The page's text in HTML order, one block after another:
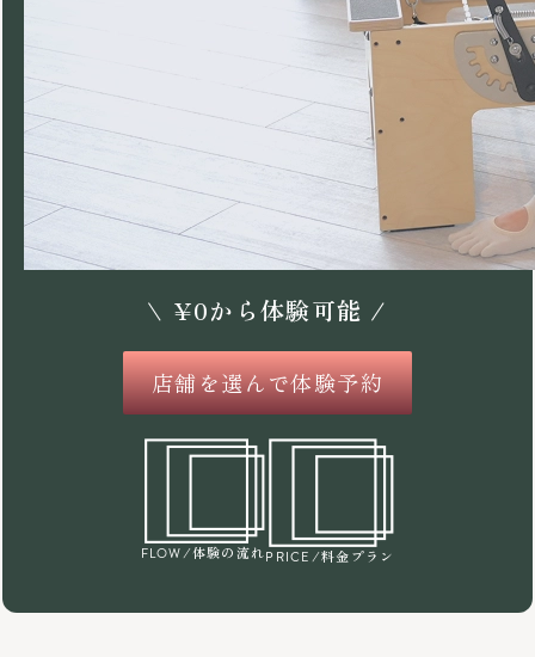
\ ¥0から体験可能 /
店舗を選んで体験予約
FLOW /体験の流れPRICE /料金プラン